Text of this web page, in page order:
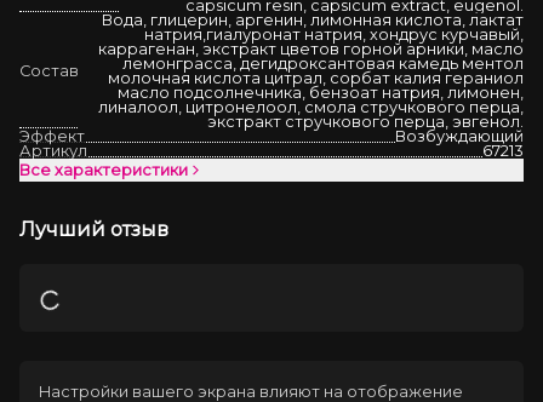
capsicum resin, capsicum extract, eugenol.
Состав
Вода, глицерин, аргенин, лимонная кислота, лактат
натрия,гиалуронат натрия, хондрус курчавый,
каррагенан, экстракт цветов горной арники, масло
лемонграсса, дегидроксантовая камедь ментол
молочная кислота цитрал, сорбат калия гераниол
масло подсолнечника, бензоат натрия, лимонен,
линалоол, цитронелоол, смола стручкового перца,
экстракт стручкового перца, эвгенол.
Эффект
Возбуждающий
Артикул
67213
Все характеристики
Лучший отзыв
Загрузка
Настройки вашего экрана влияют на отображение